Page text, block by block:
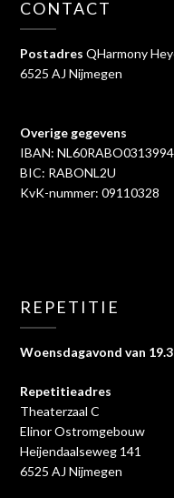
CONTACT
Postadres QHarmony
6525 AJ Nijmegen
Overige gegevens
IBAN:
BIC: RABONL2U
KvK-nummer: 09110328
REPETITIE
Woensdagavond van
Repetitieadres
Theaterzaal C
Elinor Ostromgebouw
Heijendaalseweg 141
6525 AJ Nijmegen